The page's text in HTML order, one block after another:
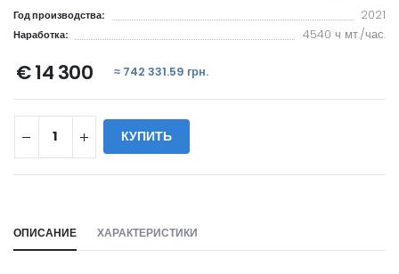
Год производства: 2021
Наработка: 4540 ч мт./час.
€ 14 300 ≈ 742 331.59 грн.
КУПИТЬ
ОПИСАНИЕ ХАРАКТЕРИСТИКИ